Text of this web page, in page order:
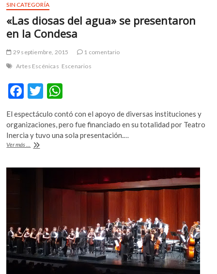
SIN CATEGORÍA
«Las diosas del agua» se presentaron
en la Condesa
29 septiembre, 2015
1 comentario
Artes Escénicas Escenarios
F
ac
e
b
o
o
T
w
itt
er
h
at
s
p
p
El espectáculo contó con el apoyo de diversas instituciones y
organizaciones, pero fue financiado en su totalidad por Teatro
Inercia y tuvo una sola presentación.…
Ver más ...
«Las
presentaron